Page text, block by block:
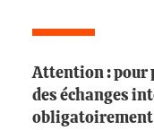
Attention : pour
des échanges
obligatoirement